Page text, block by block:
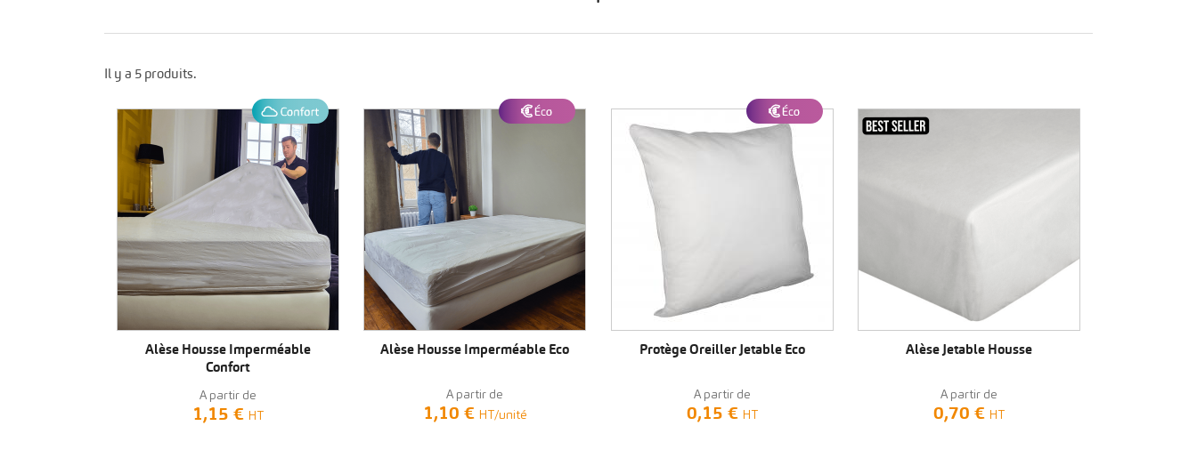
Il y a 5 produits.
VOIR LE PRODUIT
Alèse Housse Imperméable
Confort
A partir de
1,15 € HT
VOIR LE PRODUIT
Alèse Housse Imperméable Eco
A partir de
1,10 € HT/unité
VOIR LE PRODUIT
Protège Oreiller Jetable Eco
A partir de
0,15 € HT
VOIR LE PRODUIT
Alèse Jetable Housse
A partir de
0,70 € HT